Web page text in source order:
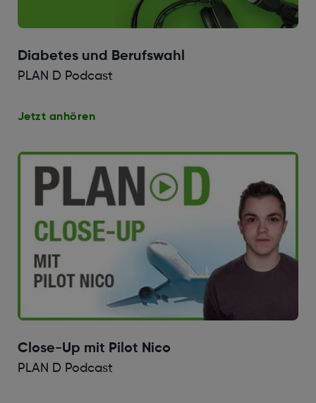
Diabetes und Berufswahl
PLAN D Podcast
Jetzt anhören
Close-Up mit Pilot Nico
PLAN D Podcast